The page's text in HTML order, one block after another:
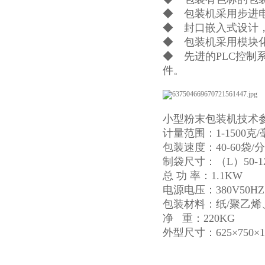
◆ 包装机采用步进电
◆ 封口嵌入式设计，
◆ 包装机采用模块化
◆ 先进的PLC控制系
件。
小型粉末包装机技术
计量范围：1-1500克/
包装速度：40-60袋/分
制袋尺寸：（L）50-
总 功 率：1.1KW
电源电压：
包装材料：纸/聚乙
净 重：220KG
外型尺寸：